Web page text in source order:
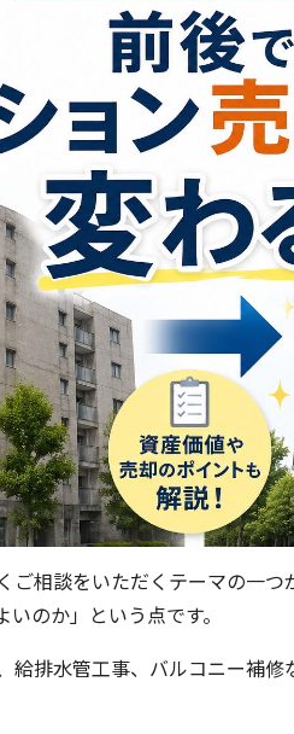
ご相談をいただくテーマの一
のか」という点です。
給排水管工事、バルコニー補